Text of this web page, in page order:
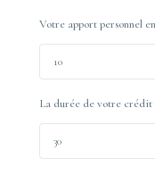
Votre apport personnel
La durée de votre crédit